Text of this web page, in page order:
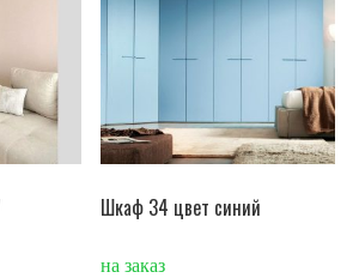
Шкаф 34 цвет синий
на заказ